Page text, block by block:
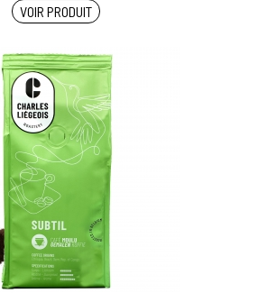
VOIR PRODUIT